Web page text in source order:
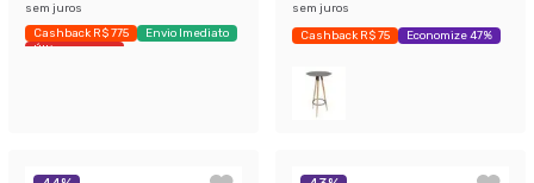
sem juros
Cashback R$ 775
Envio Imediato
Últimas peças
sem juros
Cashback R$ 75 Economize 47%